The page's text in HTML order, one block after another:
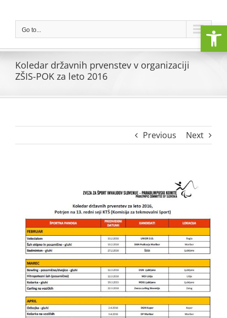
contentGo to...
Koledar državnih prvenstev v organizaciji
ZŠIS-POK za leto 2016
Previous Next